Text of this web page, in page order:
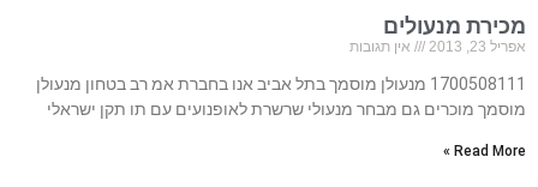
מכירת מנעולים
אפריל 23, 2013 אין תגובות
1700508111 מנעולן מוסמך בתל אביב אנו בחברת אמ רב בטחון מנעולן
מוסמך מוכרים גם מבחר מנעולי שרשרת לאופנועים עם תו תקן ישראלי
Read More »